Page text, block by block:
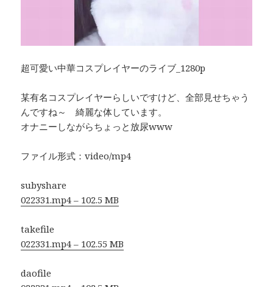
超可愛い中華コスプレイヤーのライブ_1280p
某有名コスプレイヤーらしいですけど、全部見せちゃう
んですね～ 綺麗な体しています。
オナニーしながらちょっと放尿www
ファイル形式：video/mp4
subyshare
022331.mp4 – 102.5 MB
takefile
022331.mp4 – 102.55 MB
daofile